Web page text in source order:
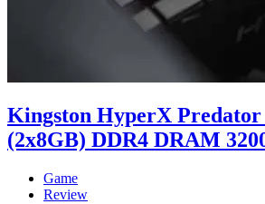
Kingston HyperX Predator
(2x8GB) DDR4 DRAM
Game
Review